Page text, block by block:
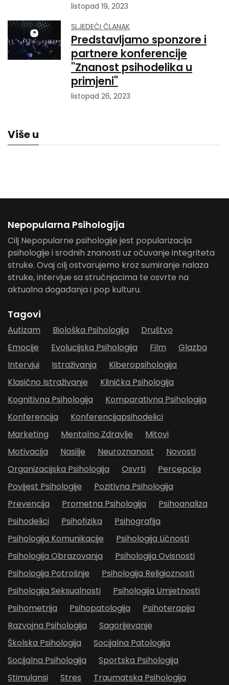
listopad 19, 2023
SLJEDEĆI ČLANAK
Predstavljamo sponzore i
partnere konferencije
"Znanost psihodelika u
primjeni"
listopad 26, 2023
Više u
Nepopularna Psihologija
Cilj Nepopularne psihologije jest popularizacija
psihologije i srodnih znanosti uz očuvanje integriteta
struke. Ovaj cilj ostvarujemo kroz sumiranje nalaza
struke, intervjue sa stručnjacima te osvrte na
aktualna događanja i pop kulturu.
Tagovi
Autizam Biološka Psihologija
Društvo
Emocije
Evolucijska Psihologija Film
Glazba
Intervjui
Istraživanja
Kiberopsihologija
Klasično Istraživanje
Klinička Psihologija
Kognitivna Psihologija
Komparativna Psihologija
Konferencija
Konferencijapsihodelici
Marketing
Mentalno Zdravlje
Mitovi
Motivacija
Nasilje Neuroznanost
Novosti
Organizacijska Psihologija
Osvrti
Percepcija
Povijest Psihologije
Pozitivna Psihologija
Prevencija
Prometna Psihologija
Psihoanaliza
Psihodelici
Psihofizika
Psihografija
Psihologija Komunikacije
Psihologija Ličnosti
Psihologija Obrazovanja
Psihologija Ovisnosti
Psihologija Potrošnje
Psihologija Religioznosti
Psihologija Seksualnosti
Psihologija Umjetnosti
Psihometrija
Psihopatologija
Psihoterapija
Razvojna Psihologija
Sagorijevanje
Školska Psihologija
Socijalna Patologija
Socijalna Psihologija
Sportska Psihologija
Stimulansi
Stres Traumatska Psihologija